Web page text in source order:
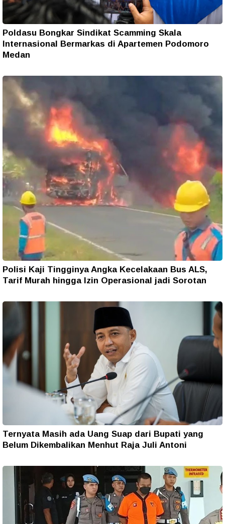
Poldasu Bongkar Sindikat Scamming Skala
Internasional Bermarkas di Apartemen Podomoro
Medan
Polisi Kaji Tingginya Angka Kecelakaan Bus ALS,
Tarif Murah hingga Izin Operasional jadi Sorotan
Ternyata Masih ada Uang Suap dari Bupati yang
Belum Dikembalikan Menhut Raja Juli Antoni